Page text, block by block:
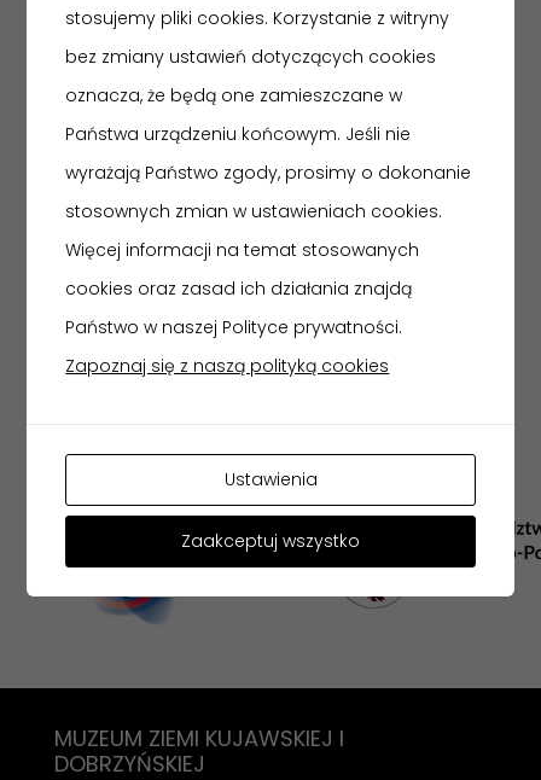
ODDZIAŁY Muzeum Historii Włocławka
Muzeum Etnograficzne
Zbiory Sztuki
Muzeum w Nieszawie
Skansen w Kłóbce
stosujemy pliki cookies. Korzystanie z witryny
bez zmiany ustawień dotyczących cookies
oznacza, że będą one zamieszczane w
Państwa urządzeniu końcowym. Jeśli nie
wyrażają Państwo zgody, prosimy o dokonanie
stosownych zmian w ustawieniach cookies.
Więcej informacji na temat stosowanych
cookies oraz zasad ich działania znajdą
Państwo w naszej Polityce prywatności.
Zapoznaj się z naszą polityką cookies
Ustawienia
Zaakceptuj wszystko
MUZEUM ZIEMI KUJAWSKIEJ I
DOBRZYŃSKIEJ